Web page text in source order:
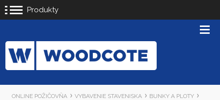
Produkty
ONLINE POŽIČOVŇA VYBAVENIE STAVENISKA BUNKY A PLOTY